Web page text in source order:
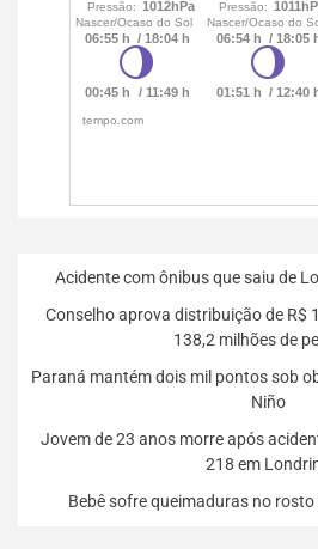
Acidente com ônibus que saiu de
Conselho aprova distribuição de R$
138,2 milhões de
Paraná mantém dois mil pontos sob
Niño
Jovem de 23 anos morre após
218 em
Bebê sofre queimaduras no